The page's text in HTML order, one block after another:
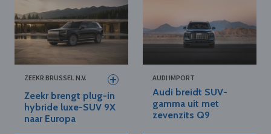
ZEEKR BRUSSEL N.V.
Zeekr brengt plug-in
hybride luxe-SUV 9X
naar Europa
AUDI IMPORT
Audi breidt SUV-
gamma uit met
zevenzits Q9